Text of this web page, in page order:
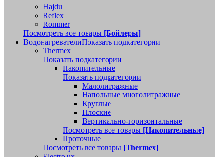
Hajdu
Reflex
Rommer
Посмотреть все товары [Бойлеры]
ВодонагревателиПоказать подкатегории
Thermex
Показать подкатегории
Накопительные
Показать подкатегории
Малолитражные
Напольные многолитражные
Круглые
Плоские
Вертикально-горизонтальные
Посмотреть все товары [Накопительные]
Проточные
Посмотреть все товары [Thermex]